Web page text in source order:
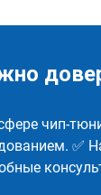
чип-
✅